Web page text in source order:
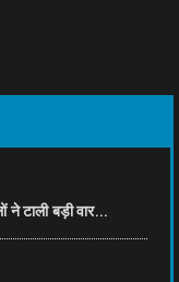
ने टाली बड़ी वार...